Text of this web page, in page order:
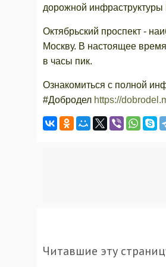
дорожной инфраструктуры
Октябрьский проспект -
Москву. В настоящее
в часы пик.
Ознакомиться с полной
#Добродел https://
Читавшие эту